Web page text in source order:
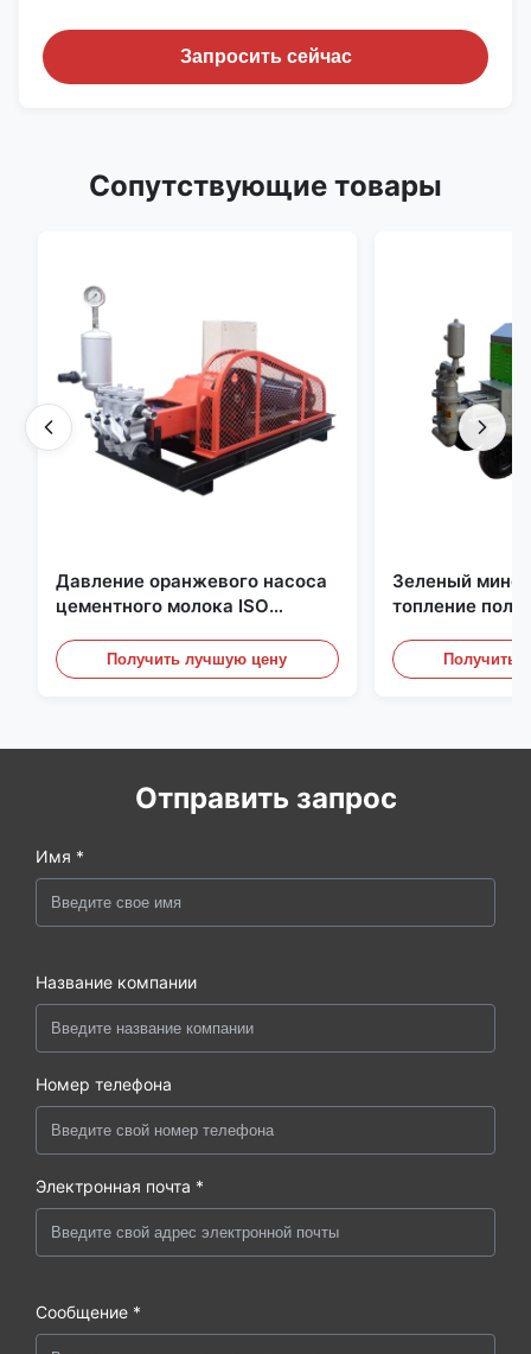
Запросить сейчас
Сопутствующие товары
Давление оранжевого насоса
цементного молока ISO
Grouting насос
Получить лучшую цену
Зеленый
топление пола
Получить
Отправить запрос
Имя *
Название компании
Номер телефона
Электронная почта *
Сообщение *